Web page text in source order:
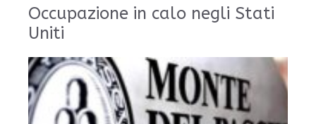
Occupazione in calo negli Stati
Uniti